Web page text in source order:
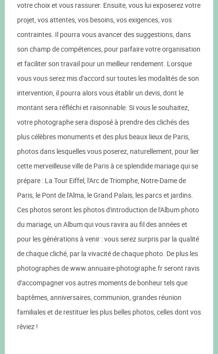
votre choix et vous rassurer. Ensuite, vous lui exposerez votre
projet, vos attentes, vos besoins, vos exigences, vos
contraintes. Il pourra vous avancer des suggestions, dans
son champ de compétences, pour parfaire votre organisation
et faciliter son travail pour un meilleur rendement. Lorsque
vous vous serez mis d'accord sur toutes les modalités de son
intervention, il pourra alors vous établir un devis, dont le
montant sera réfléchi et raisonnable. Si vous le souhaitez,
votre photographe sera disposé à prendre des clichés des
plus célèbres monuments et des plus beaux lieux de Paris,
photos dans lesquelles vous poserez, naturellement, pour lier
cette merveilleuse ville de Paris à ce splendide mariage qui se
prépare : La Tour Eiffel, l'Arc de Triomphe, Notre-Dame de
Paris, le Pont de l'Alma, le Grand Palais, les parcs et jardins.
Ces photos seront les photos d'introduction de l'Album photo
du mariage, un Album qui vous ravira au fil des années et
pour les générations à venir : vous serez surpris par la qualité
de chaque cliché, par la vivacité de chaque photo. De plus les
photographes de www.annuaire-photographe.fr seront ravis
d'accompagner vos autres moments de bonheur tels que
baptêmes, anniversaires, communion, grandes réunion
familiales et de restituer les plus belles photos, celles dont vos
rêviez !